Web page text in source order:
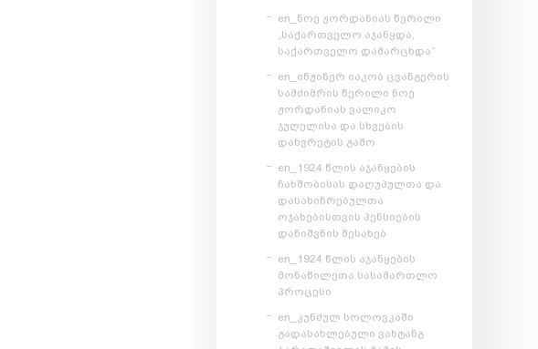
en_ნოე ჟორდანიას წერილი
„საქართველო აჯანყდა,
საქართველო დამარცხდა“
en_ინჟინერ იაკობ ცვანგერის
სამძიმრის წერილი ნოე
ჟორდანიას ვალიკო
ჯუღელისა და სხვების
დახვრეტის გამო
en_1924 წლის აჯანყების
ჩახშობისას დაღუპულთა და
დასახიჩრებულთა
ოჯახებისთვის პენსიების
დანიშვნის შესახებ
en_1924 წლის აჯანყების
მონაწილეთა სასამართლო
პროცესი
en_კუნძულ სოლოვკაში
გადასახლებული ვახტანგ